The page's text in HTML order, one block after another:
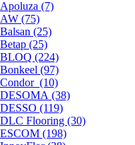
Apoluza (7)
AW (75)
Balsan (25)
Betap (25)
BLOQ (224)
Bonkeel (97)
Condor (10)
DESOMA (38)
DESSO (119)
DLC Flooring (30)
ESCOM (198)